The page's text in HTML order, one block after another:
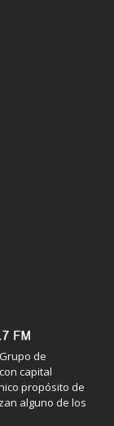
de
capital
propósito de
alguno de los